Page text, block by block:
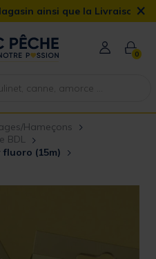
ainsi que la Livraison ×
0
Hameçons
BDL
(15m)